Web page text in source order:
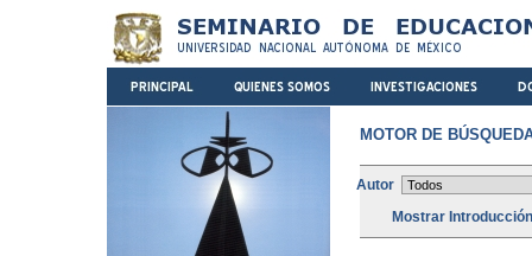
MOTOR DE
Autor
Mostrar